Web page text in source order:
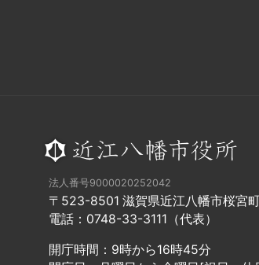
法人番号9000020252042
〒523-8501 滋賀県近江八幡市桜宮
電話：0748-33-3111（代表）
開庁時間：9時から16時45分